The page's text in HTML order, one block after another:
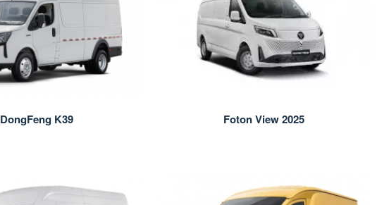
DongFeng K39 Foton View 2025